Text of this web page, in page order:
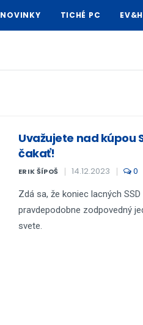
NOVINKY TICHÉ PC
Uvažujete nad kúpou
čakať!
ERIK ŠÍPOŠ 14.12.2023 0
Zdá sa, že koniec lacných
pravdepodobne zodpovedný
svete.